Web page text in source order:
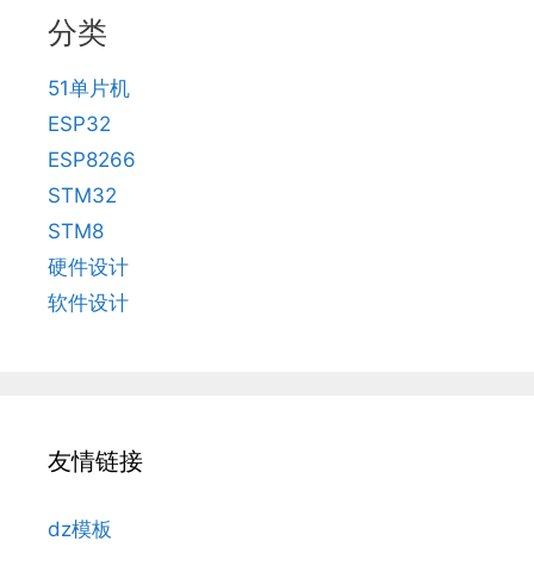
分类
51单片机
ESP32
ESP8266
STM32
STM8
硬件设计
软件设计
友情链接
dz模板